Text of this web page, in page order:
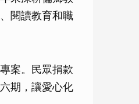
閱讀教育和職
案。民眾捐款
期，讓愛心化